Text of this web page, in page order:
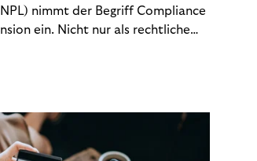
nimmt der Begriff Compliance
ein. Nicht nur als rechtliche
In einem Umfeld steigender
viele Unternehmen an die
Compliance-Mechanismen.